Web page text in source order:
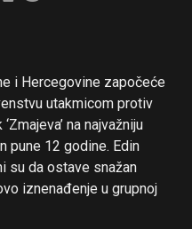
i Hercegovine započeće
utakmicom protiv
na najvažniju
pune 12 godine. Edin
su da ostave snažan
iznenađenje u grupnoj